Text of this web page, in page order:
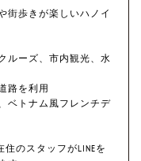
街歩きが楽しいハノイ
ルーズ、市内観光、水
路を利用
ベトナム風フレンチデ
住のスタッフがLINEを